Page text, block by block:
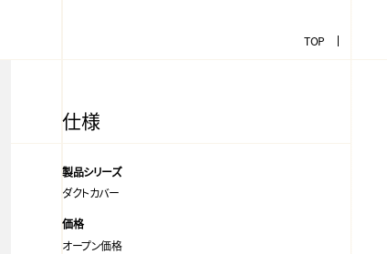
TOP
仕様
製品シリーズ
ダクトカバー
価格
オープン価格